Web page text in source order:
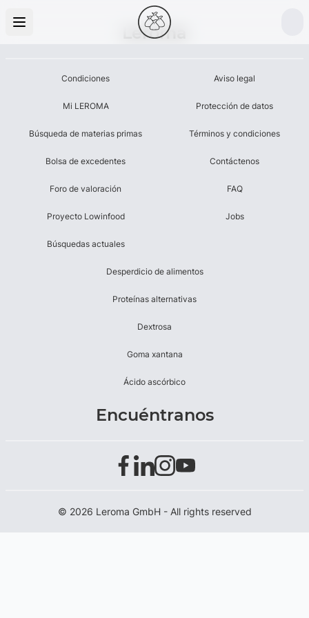
Leroma
Condiciones
Mi LEROMA
Búsqueda de materias primas
Bolsa de excedentes
Foro de valoración
Proyecto Lowinfood
Búsquedas actuales
Aviso legal
Protección de datos
Términos y condiciones
Contáctenos
FAQ
Jobs
Desperdicio de alimentos
Proteínas alternativas
Dextrosa
Goma xantana
Ácido ascórbico
Encuéntranos
© 2026 Leroma GmbH - All rights reserved